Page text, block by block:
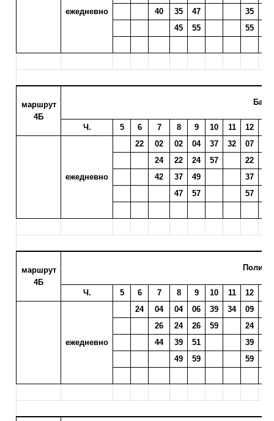
ежедневно
40
35 47 35
45
55 55
маршрут
4Б
Ч. 5 6 7 8 9 10 11 12
ежедневно
22 02 02 04 37 32 07
24
22 24 57 22
42
37 49 37
47
57 57
маршрут
4Б
Ч. 5 6 7 8 9 10 11 12
ежедневно
24 04 04 06 39 34 09
26
24 26 59 24
44
39 51 39
49
59 59